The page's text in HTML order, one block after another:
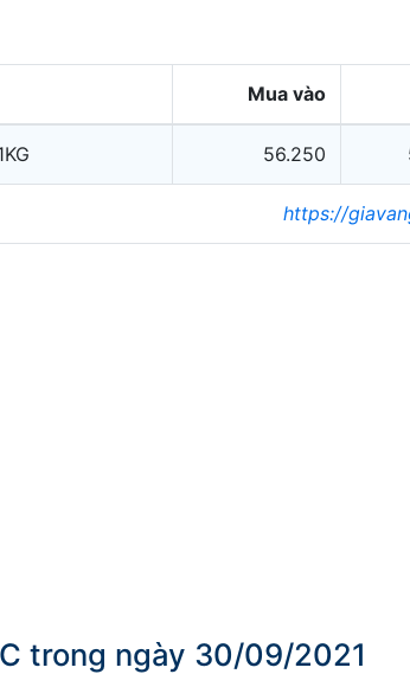
Mua vào
56.250
https://
trong ngày 30/09/2021